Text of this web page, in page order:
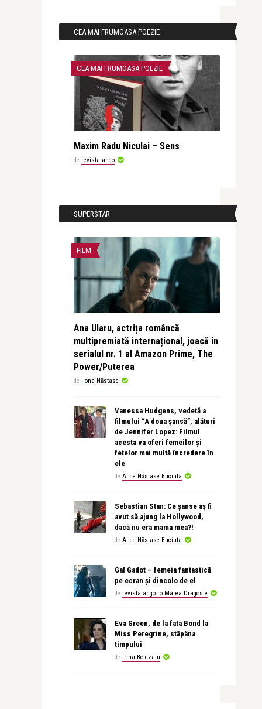
CEA MAI FRUMOASA POEZIE
CEA MAI FRUMOASA POEZIE
Maxim Radu Niculai – Sens
de revistatango
SUPERSTAR
FILM
Ana Ularu, actrița româncă
multipremiată internațional, joacă în
serialul nr. 1 al Amazon Prime, The
Power/Puterea
de Ilona Năstase
Vanessa Hudgens, vedetă a
filmului “A doua șansă”, alături
de Jennifer Lopez: Filmul
acesta va oferi femeilor și
fetelor mai multă încredere în
ele
de Alice Năstase Buciuta
Sebastian Stan: Ce șanse aș fi
avut să ajung la Hollywood,
dacă nu era mama mea?!
de Alice Năstase Buciuta
Gal Gadot – femeia fantastică
pe ecran și dincolo de el
de revistatango.ro Marea Dragoste
Eva Green, de la fata Bond la
Miss Peregrine, stăpâna
timpului
de Irina Botezatu